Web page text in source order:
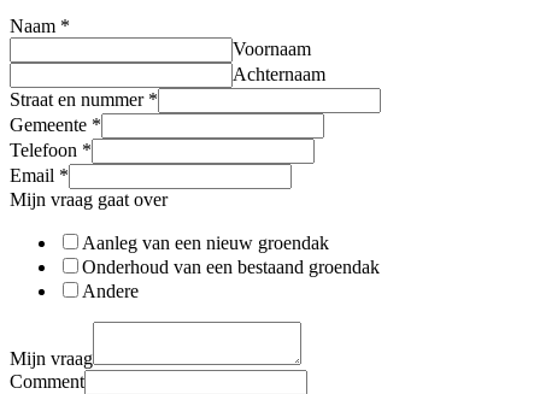
Naam *
Voornaam
Achternaam
Straat en nummer *
Gemeente *
Telefoon *
Email *
Mijn vraag gaat over
Aanleg van een nieuw groendak
Onderhoud van een bestaand groendak
Andere
Mijn vraag
Comment